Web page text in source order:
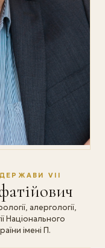
VII
алергології,
Національного
імені П.